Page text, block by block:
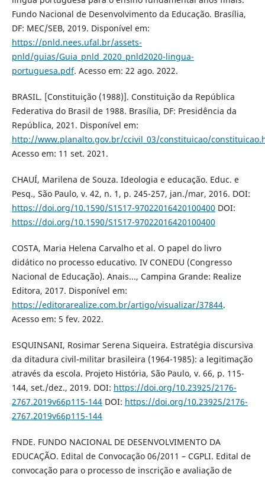
Fundo Nacional de Desenvolvimento da Educação. Brasília,
DF: MEC/SEB, 2019. Disponível em:
https://pnld.nees.ufal.br/assets-
pnld/guias/Guia_pnld_2020_pnld2020-lingua-
portuguesa.pdf. Acesso em: 22 ago. 2022.
BRASIL. [Constituição (1988)]. Constituição da República
Federativa do Brasil de 1988. Brasília, DF: Presidência da
República, 2021. Disponível em:
http://www.planalto.gov.br/ccivil_03/constituicao/
Acesso em: 11 set. 2021.
CHAUÍ, Marilena de Souza. Ideologia e educação. Educ. e
Pesq., São Paulo, v. 42, n. 1, p. 245-257, jan./mar, 2016. DOI:
https://doi.org/10.1590/S1517-97022016420100400 DOI:
https://doi.org/10.1590/S1517-97022016420100400
COSTA, Maria Helena Carvalho et al. O papel do livro
didático no processo educativo. IV CONEDU (Congresso
Nacional de Educação). Anais..., Campina Grande: Realize
Editora, 2017. Disponível em:
https://editorarealize.com.br/artigo/visualizar/37844.
Acesso em: 5 fev. 2022.
ESQUINSANI, Rosimar Serena Siqueira. Estratégia discursiva
da ditadura civil-militar brasileira (1964-1985): a legitimação
através da escola. Projeto História, São Paulo, v. 66, p. 115-
144, set./dez., 2019. DOI: https://doi.org/10.23925/2176-
2767.2019v66p115-144DOI: https://doi.org/10.23925/2176-
2767.2019v66p115-144
FNDE. FUNDO NACIONAL DE DESENVOLVIMENTO DA
EDUCAÇÃO. Edital de Convocação 06/2011 – CGPLI. Edital de
convocação para o processo de inscrição e avaliação de